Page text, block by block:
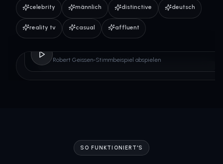
celebrity männlich distinctive deutsch
reality tv casual affluent
Robert Geissen-Stimmbeispiel abspielen
SO FUNKTIONIERT'S